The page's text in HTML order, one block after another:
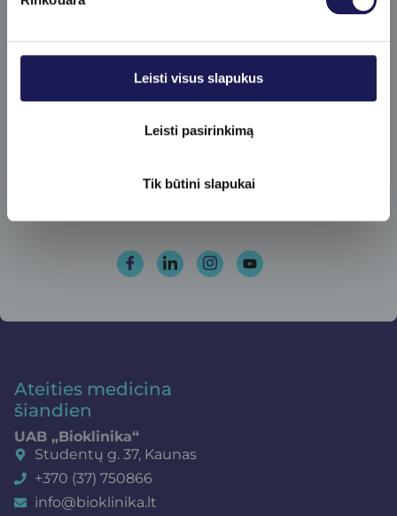
Leisti visus slapukus
Leisti pasirinkimą
Tik būtini slapukai
Pirmieji gaukite specialius klinikos
pasiūlymus ir sužinokite apie naujienas!
Prenumeruoti
Ateities medicina
šiandien
UAB „Bioklinika“
Studentų g. 37, Kaunas
+370 (37) 750866
info@bioklinika.lt